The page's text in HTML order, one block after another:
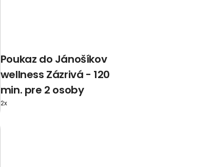
Poukaz do Jánošíkov
wellness Zázrivá - 120
min. pre 2 osoby
2x